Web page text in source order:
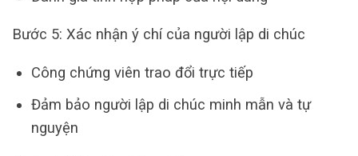
Bước 5: Xác nhận ý chí của người lập di chúc
Công chứng viên trao đổi trực tiếp
Đảm bảo người lập di chúc minh mẫn và tự
nguyện